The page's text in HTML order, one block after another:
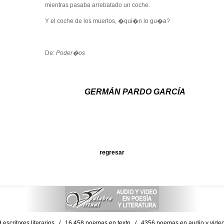
mientras pasaba arrebatado un coche.
Y el coche de los muertos, �qui�n lo gu�a?
De: Poder�os
GERMÁN PARDO GARCÍA
regresar